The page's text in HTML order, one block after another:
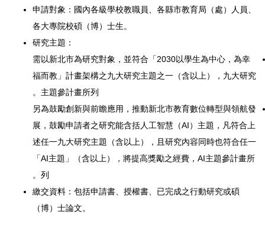
申請對象：國內各級學校教職員、各縣市教育局（處）人員、
各大專院校碩（博）士生。
研究主題：
需以新北市為研究對象，並符合「2030以學生為中心， 為幸
福而教」計畫架構之九大研究主題之一（含以上）， 九大研究
主題參計畫所列。
另為鼓勵創新與前瞻應用，推動新北市教育數位轉型與領航發
展， 鼓勵申請者之研究能含括人工智慧（AI）主題， 凡符合上
述任一九大研究主題（含以上），
且研究內容同時也符合任一
「AI主題」（含以上）， 將提高獎勵之經費，AI主題參計畫所
列。
繳交資料：包括申請書、授權書、已完成之行動研究或碩
（博） 士論文。